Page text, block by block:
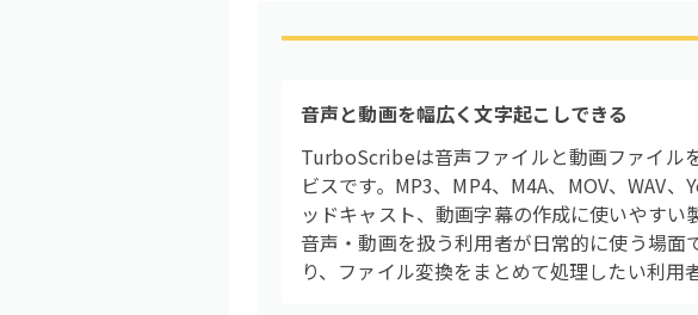
音声と動画を幅広く文字起こしできる
TurboScribeは音声ファイルと動画ファイル
ビスです。MP3、MP4、M4A、MOV、WAV
ッドキャスト、動画字幕の作成に使いやす
音声・動画を扱う利用者が日常的に使う場
り、ファイル変換をまとめて処理したい利用